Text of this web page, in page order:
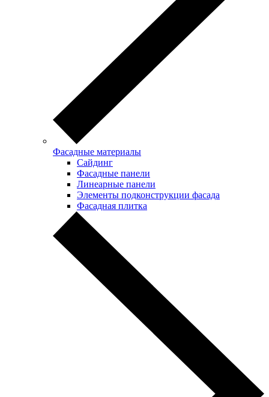
Фасадные материалы
Сайдинг
Фасадные панели
Линеарные панели
Элементы подконструкции фасада
Фасадная плитка